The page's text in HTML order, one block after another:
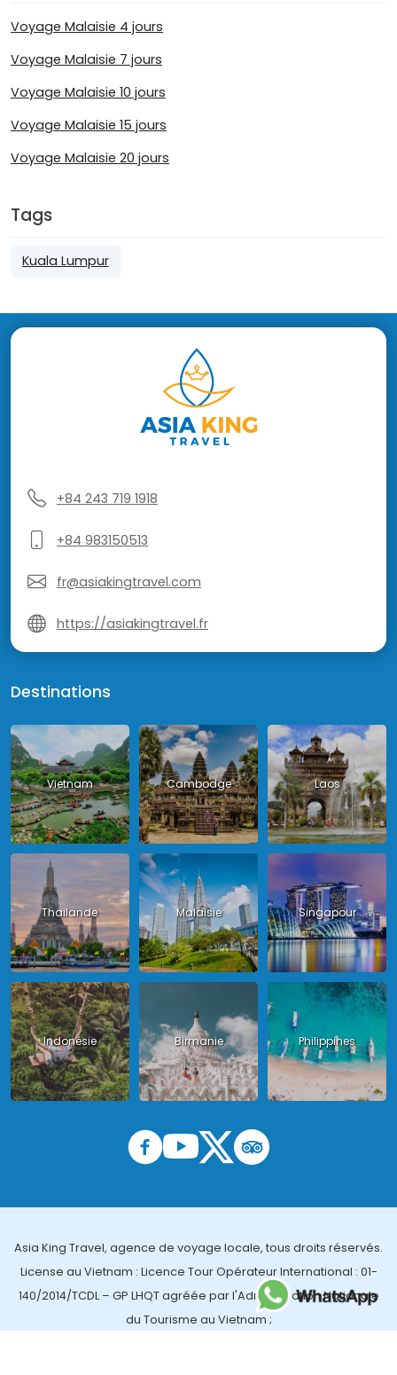
Voyage Malaisie 4 jours
Voyage Malaisie 7 jours
Voyage Malaisie 10 jours
Voyage Malaisie 15 jours
Voyage Malaisie 20 jours
Tags
Kuala Lumpur
+84 243 719 1918
+84 983150513
fr@asiakingtravel.com
https://asiakingtravel.fr
Destinations
Vietnam Cambodge Laos
Thailande Malaisie Singapour
Indonésie Birmanie Philippines
Asia King Travel, agence de voyage locale, tous droits réservés.
License au Vietnam : Licence Tour Opérateur International : 01-
140/2014/TCDL – GP LHQT agréée par l'Administration Nationale
du Tourisme au Vietnam ;